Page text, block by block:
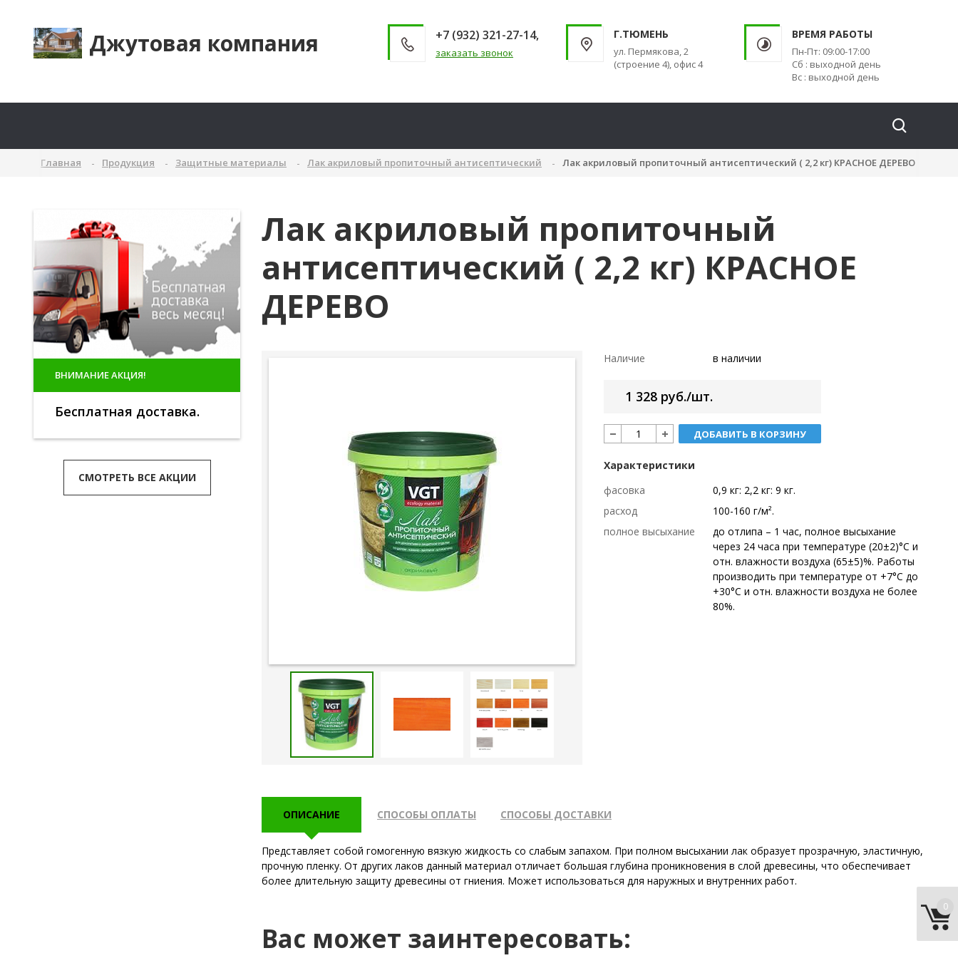
Джутовая компания +7 (932) 321-27-14,
заказать звонок
Г.ТЮМЕНЬ
ул. Пермякова, 2
(строение 4), офис 4
ВРЕМЯ РАБОТЫ
Пн-Пт: 09:00-17:00
Сб : выходной день
Вс : выходной день
Главная Продукция Защитные материалы Лак акриловый пропиточный антисептический Лак акриловый пропиточный антисептический ( 2,2 кг) КРАСНОЕ ДЕРЕВО
ВНИМАНИЕ АКЦИЯ!
Бесплатная доставка.
СМОТРЕТЬ ВСЕ АКЦИИ
Лак акриловый пропиточный
антисептический ( 2,2 кг) КРАСНОЕ
ДЕРЕВО
Наличие в наличии
1 328 руб./шт.
ДОБАВИТЬ В КОРЗИНУ
Характеристики
фасовка
0,9 кг: 2,2 кг: 9 кг.
расход
100-160 г/м².
полное высыхание
до отлипа – 1 час, полное высыхание
через 24 часа при температуре (20±2)°С и
отн. влажности воздуха (65±5)%. Работы
производить при температуре от +7°С до
+30°С и отн. влажности воздуха не более
80%.
ОПИСАНИЕ СПОСОБЫ ОПЛАТЫ СПОСОБЫ ДОСТАВКИ
Представляет собой гомогенную вязкую жидкость со слабым запахом. При полном высыхании лак образует прозрачную, эластичную,
прочную пленку. От других лаков данный материал отличает большая глубина проникновения в слой древесины, что обеспечивает
более длительную защиту древесины от гниения. Может использоваться для наружных и внутренних работ.
Вас может заинтересовать:
0